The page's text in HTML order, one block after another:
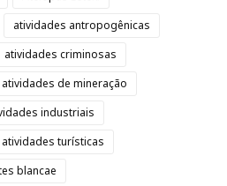
atividades antropogênicas
atividades criminosas
atividades de mineração
industriais
atividades turísticas
blancae